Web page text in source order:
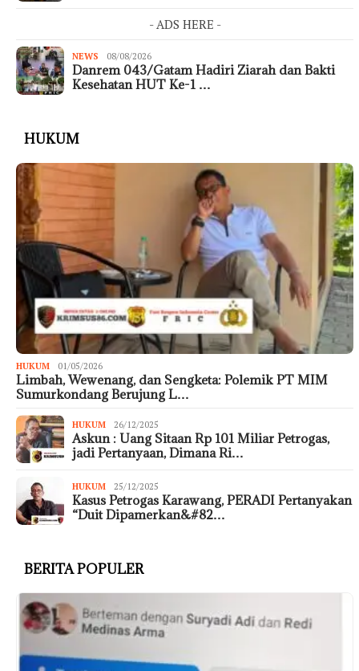
- ADS HERE -
NEWS 08/08/2026
Danrem 043/Gatam Hadiri Ziarah dan Bakti
Kesehatan HUT Ke-1 …
HUKUM
HUKUM 01/05/2026
Limbah, Wewenang, dan Sengketa: Polemik PT MIM
Sumurkondang Berujung L…
HUKUM 26/12/2025
Askun : Uang Sitaan Rp 101 Miliar Petrogas,
jadi Pertanyaan, Dimana Ri…
HUKUM 25/12/2025
Kasus Petrogas Karawang, PERADI Pertanyakan
“Duit Dipamerkan&#82…
BERITA POPULER